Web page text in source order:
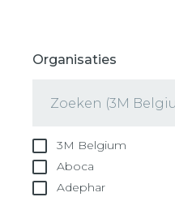
Organisaties
3M Belgium
Aboca
Adephar